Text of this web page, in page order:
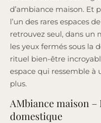
d’ambiance maison. Et
l’un des rares espaces
retrouvez seul, dans un
les yeux fermés sous la
rituel bien-être
espace qui ressemble à
plus.
AMbiance maison –
domestique